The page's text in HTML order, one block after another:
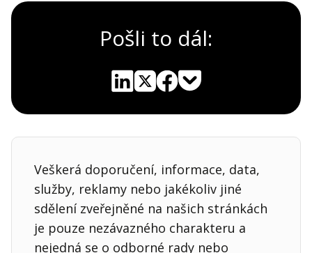
Pošli to dál:
Veškerá doporučení, informace, data,
služby, reklamy nebo jakékoliv jiné
sdělení zveřejněné na našich stránkách
je pouze nezávazného charakteru a
nejedná se o odborné rady nebo